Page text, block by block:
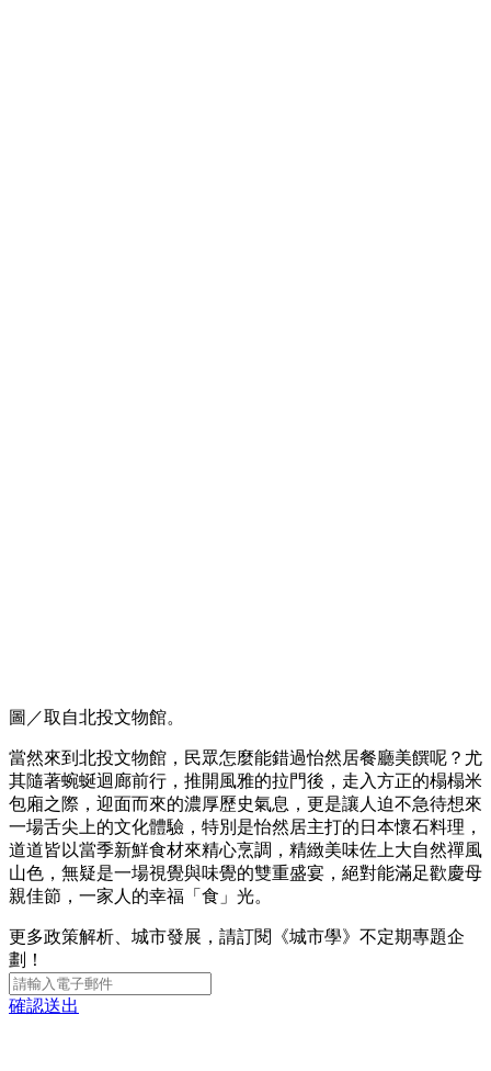
圖／取自北投文物館。
當然來到北投文物館，民眾怎麼能錯過怡然居餐廳美饌呢？尤
其隨著蜿蜒迴廊前行，推開風雅的拉門後，走入方正的榻榻米
包廂之際，迎面而來的濃厚歷史氣息，更是讓人迫不急待想來
一場舌尖上的文化體驗，特別是怡然居主打的日本懷石料理，
道道皆以當季新鮮食材來精心烹調，精緻美味佐上大自然禪風
山色，無疑是一場視覺與味覺的雙重盛宴，絕對能滿足歡慶母
親佳節，一家人的幸福「食」光。
更多政策解析、城市發展，請訂閱《城市學》不定期專題企
劃！
確認送出